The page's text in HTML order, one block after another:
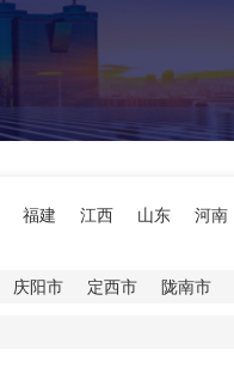
福建 江西 山东 河南
庆阳市 定西市 陇南市